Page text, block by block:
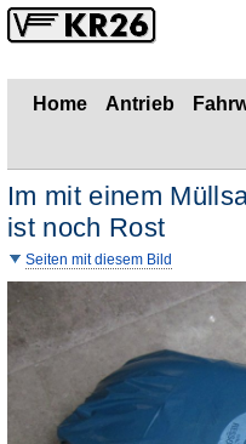
Home Antrieb
Im mit einem
ist noch Rost
Seiten mit diesem Bild